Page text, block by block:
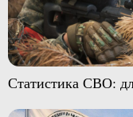
Статистика СВО: